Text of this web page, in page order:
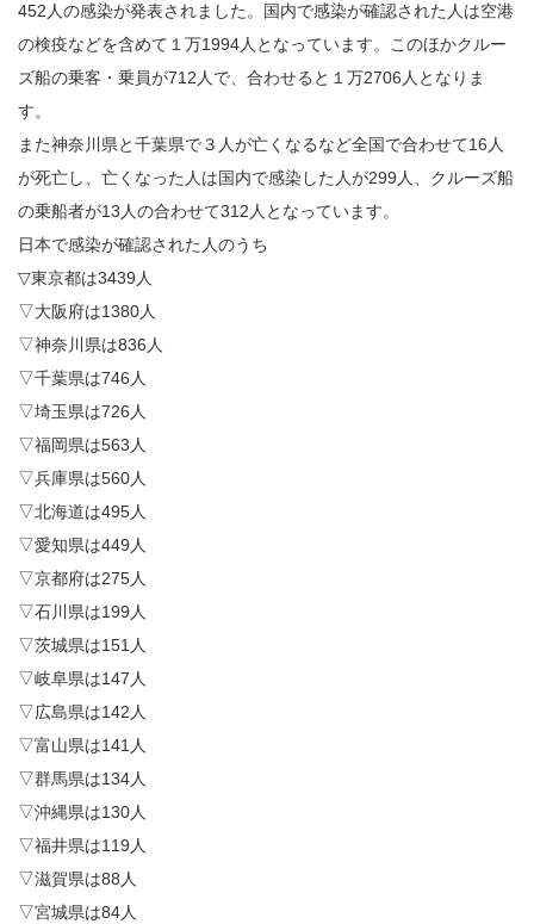
452人の感染が発表されました。国内で感染が確認された人は空港
の検疫などを含めて１万1994人となっています。このほかクルー
ズ船の乗客・乗員が712人で、合わせると１万2706人となりま
す。
また神奈川県と千葉県で３人が亡くなるなど全国で合わせて16人
が死亡し、亡くなった人は国内で感染した人が299人、クルーズ船
の乗船者が13人の合わせて312人となっています。
日本で感染が確認された人のうち
▽東京都は3439人
▽大阪府は1380人
▽神奈川県は836人
▽千葉県は746人
▽埼玉県は726人
▽福岡県は563人
▽兵庫県は560人
▽北海道は495人
▽愛知県は449人
▽京都府は275人
▽石川県は199人
▽茨城県は151人
▽岐阜県は147人
▽広島県は142人
▽富山県は141人
▽群馬県は134人
▽沖縄県は130人
▽福井県は119人
▽滋賀県は88人
▽宮城県は84人